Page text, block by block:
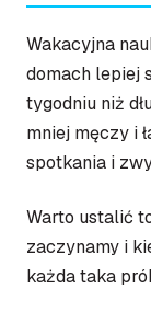
Wakacyjna
domach lepiej
tygodniu niż
mniej męczy i
spotkania i
Warto ustalić
zaczynamy i
każda taka